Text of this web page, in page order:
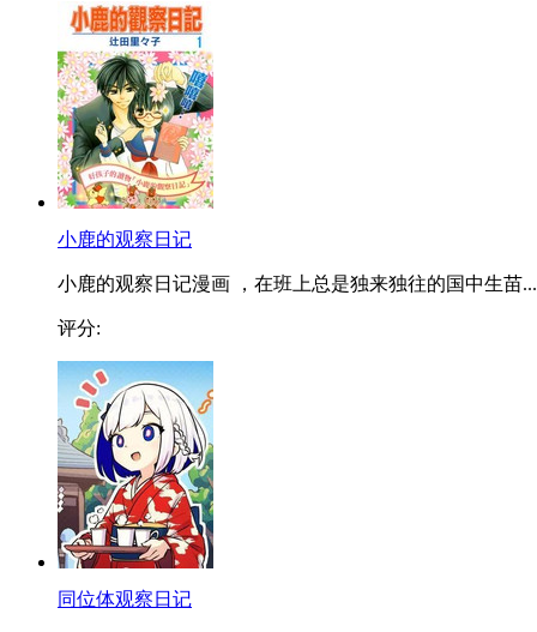
小鹿的观察日记
小鹿的观察日记漫画 ，在班上总是独来独往的国中生苗...
评分:
同位体观察日记